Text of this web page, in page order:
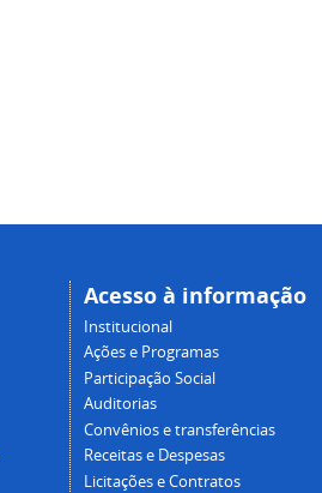
Acesso à informação
Institucional
Ações e Programas
Participação Social
Auditorias
Convênios e transferências
Receitas e Despesas
Licitações e Contratos